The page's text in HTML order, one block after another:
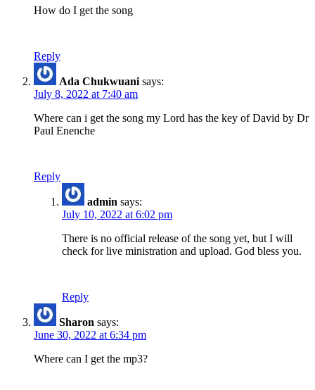
How do I get the song
Reply
Ada Chukwuani says:
July 8, 2022 at 7:40 am
Where can i get the song my Lord has the key of David by Dr
Paul Enenche
Reply
admin says:
July 10, 2022 at 6:02 pm
There is no official release of the song yet, but I will
check for live ministration and upload. God bless you.
Reply
Sharon says:
June 30, 2022 at 6:34 pm
Where can I get the mp3?